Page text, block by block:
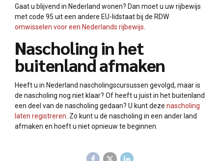
Gaat u blijvend in Nederland wonen? Dan moet u uw rijbewijs
met code 95 uit een andere EU-lidstaat bij de RDW
omwisselen voor een Nederlands rijbewijs
Nascholing in het
buitenland afmaken
Heeft u in Nederland nascholingscursussen gevolgd, maar is
de nascholing nog niet klaar? Of heeft u juist in het buitenland
een deel van de nascholing gedaan? U kunt deze nascholing
laten registreren . Zo kunt u de nascholing in een ander land
afmaken en hoeft u niet opnieuw te beginnen.